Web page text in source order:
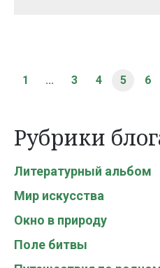
1 ... 3 4 5 6
Рубрики
Литературный альбом
Мир искусства
Окно в природу
Поле битвы